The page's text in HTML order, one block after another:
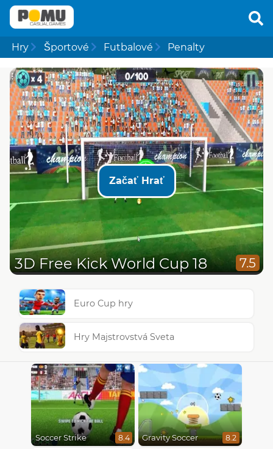
Hry Športové Futbalové Penalty
Začať Hrať
3D Free Kick World Cup 18 7.5
Euro Cup hry
Hry Majstrovstvá Sveta
Soccer Strike 8.4 Gravity Soccer 8.2